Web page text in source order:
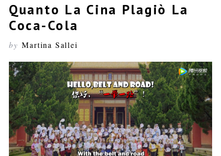
Quanto La Cina Plagiò La
Coca-Cola
by Martina Sallei